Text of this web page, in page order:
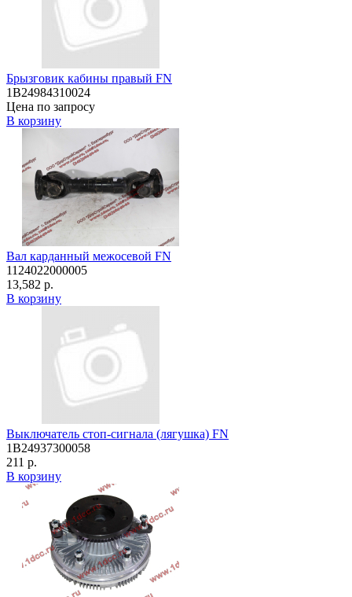
Брызговик кабины правый FN
1B24984310024
Цена по запросу
В корзину
Вал карданный межосевой FN
1124022000005
13,582 р.
В корзину
Выключатель стоп-сигнала (лягушка) FN
1B24937300058
211 р.
В корзину